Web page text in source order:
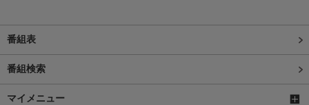
番組表
番組検索
マイメニュー